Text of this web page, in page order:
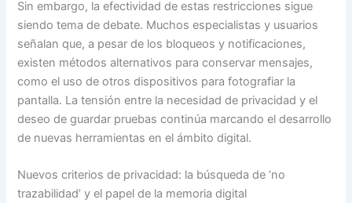
Sin embargo, la efectividad de estas restricciones sigue
siendo tema de debate. Muchos especialistas y usuarios
señalan que, a pesar de los bloqueos y notificaciones,
existen métodos alternativos para conservar mensajes,
como el uso de otros dispositivos para fotografiar la
pantalla. La tensión entre la necesidad de privacidad y el
deseo de guardar pruebas continúa marcando el desarrollo
de nuevas herramientas en el ámbito digital.
Nuevos criterios de privacidad: la búsqueda de ‘no
trazabilidad’ y el papel de la memoria digital